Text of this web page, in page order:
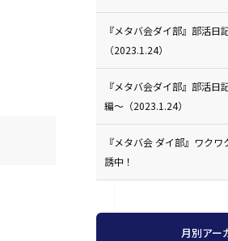
『メタバ会ダイ部』部活日
（2023.1.24）
『メタバ会ダイ部』部活
編〜（2023.1.24）
『メタバ会 ダイ部』ワク
誘中！
月別アー